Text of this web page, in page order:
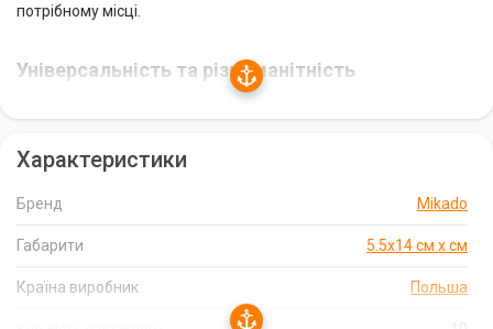
потрібному місці.
Універсальність та різноманітність
ситуації. Ви можете обрати пакети круглої, квадратної або
міститься 10 пакетів, що забезпечує достатню кількість для
Зручність використання
Пакети Mikado PVA дуже зручні у використанні. Вони мають
Характеристики
Бренд Mikado
Габарити 5.5х14 см х см
Країна виробник Польша